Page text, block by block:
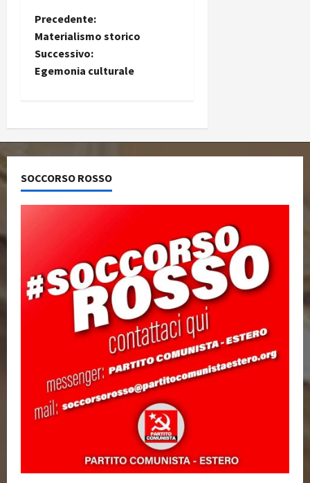
Precedente:
Materialismo storico
Successivo:
Egemonia culturale
SOCCORSO ROSSO